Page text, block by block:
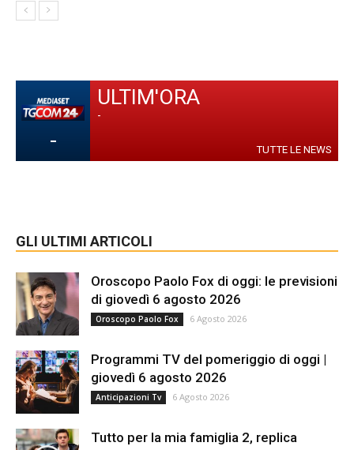
-
ULTIM'ORA
-
TUTTE LE NEWS
GLI ULTIMI ARTICOLI
Oroscopo Paolo Fox di oggi: le previsioni
di giovedì 6 agosto 2026
Oroscopo Paolo Fox 6 Agosto 2026
Programmi TV del pomeriggio di oggi |
giovedì 6 agosto 2026
Anticipazioni Tv 6 Agosto 2026
Tutto per la mia famiglia 2, replica